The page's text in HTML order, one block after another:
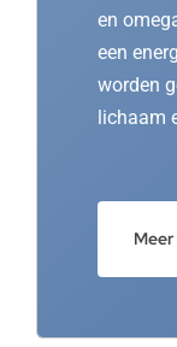
en
een
worden
lichaam